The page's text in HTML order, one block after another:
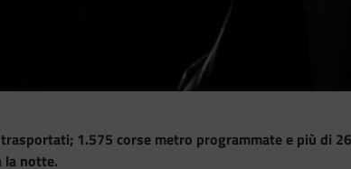
1.575 corse metro programmate e più di
la notte.